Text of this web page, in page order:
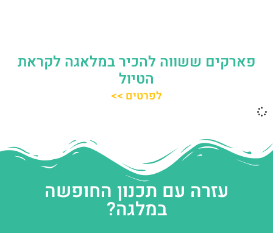
פארקים ששווה להכיר במלאגה לקראת
הטיול
לפרטים >>
עזרה עם תכנון החופשה
במלגה?